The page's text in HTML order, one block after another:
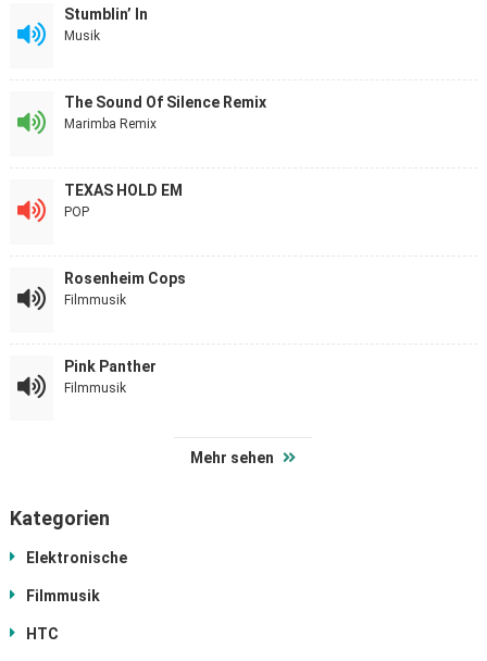
Stumblin’ In
Musik
The Sound Of Silence Remix
Marimba Remix
TEXAS HOLD EM
POP
Rosenheim Cops
Filmmusik
Pink Panther
Filmmusik
Mehr sehen
Kategorien
Elektronische
Filmmusik
HTC